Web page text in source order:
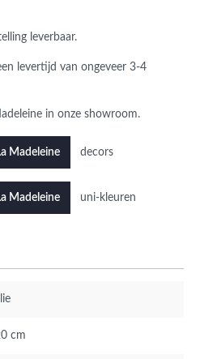
leverbaar.
levertijd van ongeveer 3-4
in onze showroom.
Madeleine decors
Madeleine uni-kleuren
cm